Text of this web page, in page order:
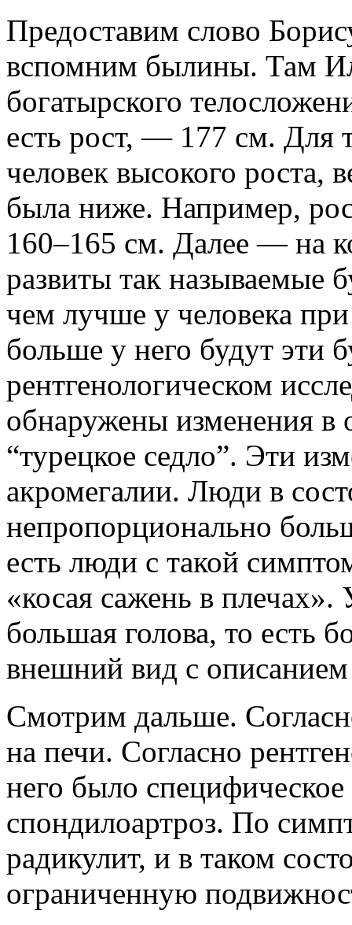
Предоставим слово
вспомним былины. Там
богатырского
есть рост, — 177 см. Для
человек высокого роста,
была ниже. Например,
160–165 см. Далее — на
развиты так называемые
чем лучше у человека
больше у него будут эти
рентгенологическом
обнаружены изменения в
“турецкое седло”. Эти
акромегалии. Люди в
непропорционально
есть люди с такой
«косая сажень в
большая голова, то есть
внешний вид с
Смотрим дальше.
на печи. Согласно
него было
спондилоартроз. По
радикулит, и в таком
ограниченную